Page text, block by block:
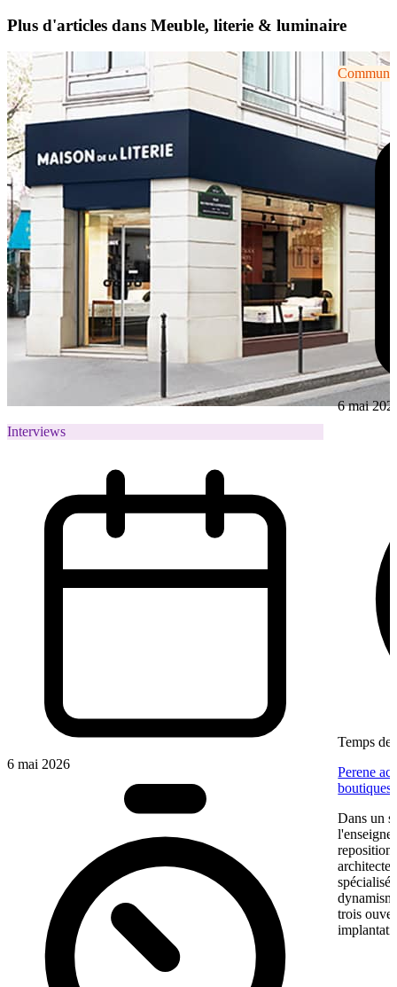
Plus d'articles dans Meuble, literie & luminaire
Interviews
6 mai 2026
6 mai
Temps de
Perene
boutiques
Dans un
l'enseigne
spécialisé
trois